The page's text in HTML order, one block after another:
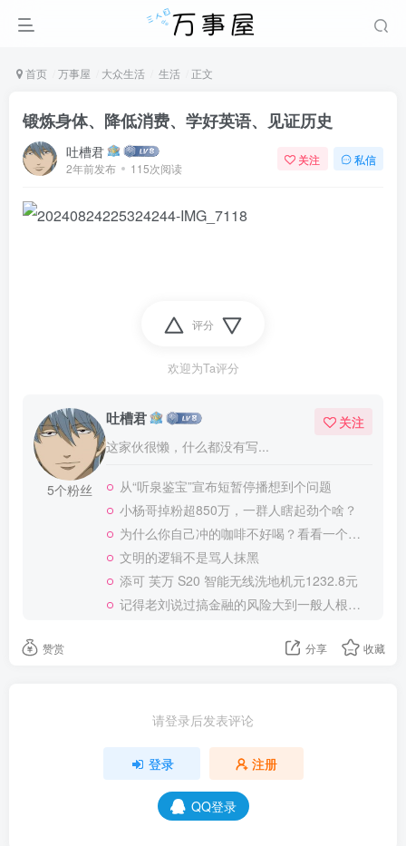
首页 万事屋 大众生活 生活 正文
锻炼身体、降低消费、学好英语、见证历史
吐槽君
2年前发布 115次阅读
关注 私信
评分
欢迎为Ta评分
5个粉丝
吐槽君
这家伙很懒，什么都没有写...
关注
从“听泉鉴宝”宣布短暂停播想到个问题
小杨哥掉粉超850万，一群人瞎起劲个啥？
为什么你自己冲的咖啡不好喝？看看一个自媒体博主的分享
文明的逻辑不是骂人抹黑
添可 芙万 S20 智能无线洗地机元1232.8元
记得老刘说过搞金融的风险大到一般人根本承受不起
赞赏 分享 收藏
请登录后发表评论
登录 注册
QQ登录